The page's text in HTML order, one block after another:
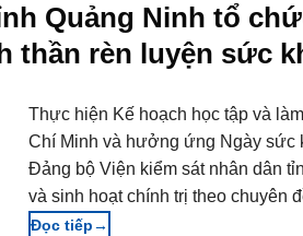
Quảng Ninh tổ
thần rèn luyện sức
Thực hiện Kế hoạch học tập và
Chí Minh và hưởng ứng Ngày sức
Đảng bộ Viện kiểm sát nhân dân
và sinh hoạt chính trị theo chuyên
→